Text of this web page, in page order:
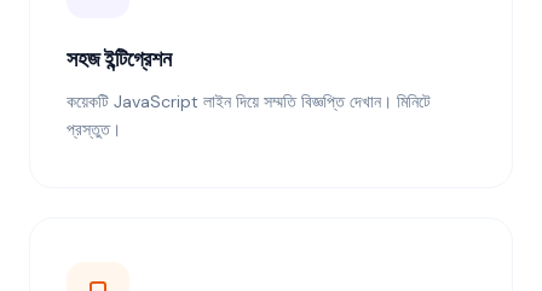
সহজ ইন্টিগ্রেশন
কয়েকটি JavaScript লাইন দিয়ে সম্মতি বিজ্ঞপ্তি দেখান। মিনিটে
প্রস্তুত।